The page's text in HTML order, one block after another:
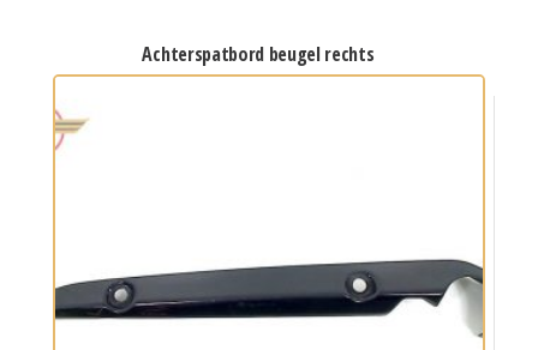
achterspatbord beugel rechts